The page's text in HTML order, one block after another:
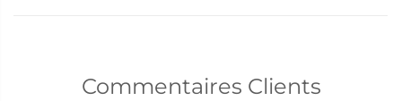
Commentaires Clients